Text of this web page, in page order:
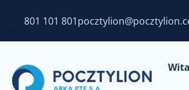
801 101 801